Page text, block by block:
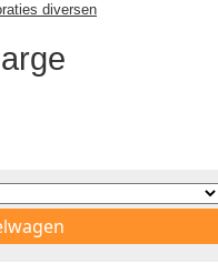
diversen